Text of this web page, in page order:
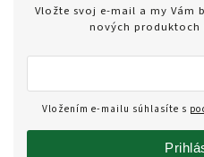
Vložte svoj e-mail a my Vám
nových produktoch
Vložením e-mailu súhlasíte s